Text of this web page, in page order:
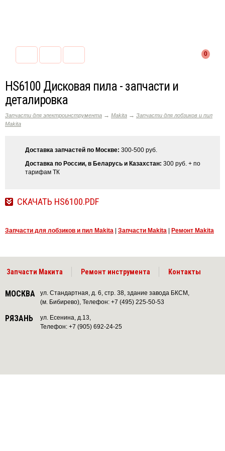
0
HS6100 Дисковая пила - запчасти и
деталировка
Запчасти для электроинструмента → Makita → Запчасти для лобзиков и пил
Makita
Доставка запчастей по Москве: 300-500 руб.
Доставка по России, в Беларусь и Казахстан: 300 руб. + по
тарифам ТК
СКАЧАТЬ HS6100.PDF
Запчасти для лобзиков и пил Makita Запчасти Makita Ремонт Makita
Запчасти Макита Ремонт инструмента Контакты
МОСКВА
ул. Стандартная, д. 6, стр. 38, здание завода БКСМ,
(м. Бибирево), Телефон: +7 (495) 225-50-53
РЯЗАНЬ
ул. Есенина, д.13,
Телефон: +7 (905) 692-24-25